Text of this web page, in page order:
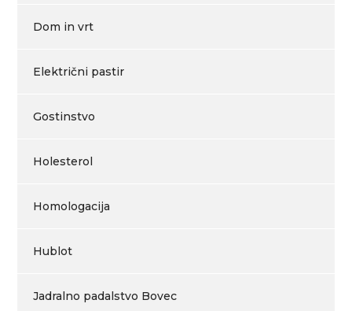
Dom in vrt
Električni pastir
Gostinstvo
Holesterol
Homologacija
Hublot
Jadralno padalstvo Bovec